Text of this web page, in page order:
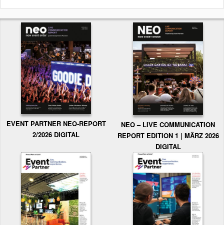
EVENT PARTNER NEO-REPORT
2/2026 DIGITAL
NEO – LIVE COMMUNICATION
REPORT EDITION 1 | MÄRZ 2026
DIGITAL